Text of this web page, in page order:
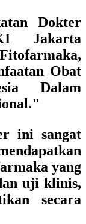
Dokter
Jakarta
Obat
Dalam
ini sangat
yang
uji klinis,
secara